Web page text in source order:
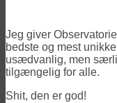
Jeg giver
bedste og mest
usædvanlig, men
tilgængelig for alle.
Shit, den er god!